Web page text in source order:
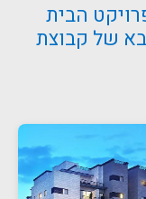
הבית
2 כפר סבא של קבוצת